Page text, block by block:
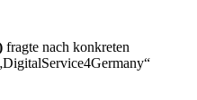
fragte nach konkreten
DigitalService4Germany“